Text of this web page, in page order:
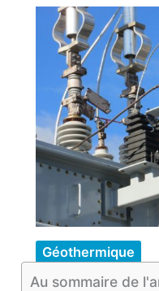
Géothermique
Au sommaire de